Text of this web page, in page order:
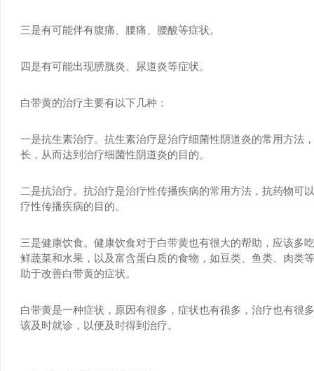
三是有可能伴有腹痛、腰痛、腰酸等症状。
四是有可能出现膀胱炎、尿道炎等症状。
白带黄的治疗主要有以下几种：
一是抗生素治疗。抗生素治疗是治疗细菌性阴道炎的常用方法
长，从而达到治疗细菌性阴道炎的目的。
二是抗治疗。抗治疗是治疗性传播疾病的常用方法，抗药物可
疗性传播疾病的目的。
三是健康饮食。健康饮食对于白带黄也有很大的帮助，应该多
鲜蔬菜和水果，以及富含蛋白质的食物，如豆类、鱼类、肉类
助于改善白带黄的症状。
白带黄是一种症状，原因有很多，症状也有很多，治疗也有很
该及时就诊，以便及时得到治疗。